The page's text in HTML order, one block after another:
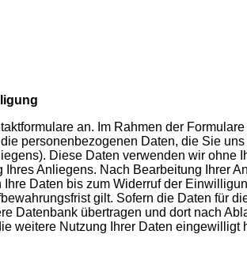
an. Im Rahmen der
personenbezogenen Daten, die Sie
Diese Daten verwenden wir ohne
Anliegens. Nach Bearbeitung Ihrer
Daten bis zum Widerruf der
gilt. Sofern die Daten für
Datenbank übertragen und dort nach
weitere Nutzung Ihrer Daten eingewilligt